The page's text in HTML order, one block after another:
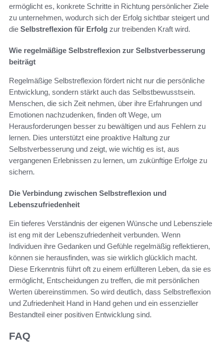
ermöglicht es, konkrete Schritte in Richtung persönlicher Ziele
zu unternehmen, wodurch sich der Erfolg sichtbar steigert und
die Selbstreflexion für Erfolg zur treibenden Kraft wird.
Wie regelmäßige Selbstreflexion zur Selbstverbesserung
beiträgt
Regelmäßige Selbstreflexion fördert nicht nur die persönliche
Entwicklung, sondern stärkt auch das Selbstbewusstsein.
Menschen, die sich Zeit nehmen, über ihre Erfahrungen und
Emotionen nachzudenken, finden oft Wege, um
Herausforderungen besser zu bewältigen und aus Fehlern zu
lernen. Dies unterstützt eine proaktive Haltung zur
Selbstverbesserung und zeigt, wie wichtig es ist, aus
vergangenen Erlebnissen zu lernen, um zukünftige Erfolge zu
sichern.
Die Verbindung zwischen Selbstreflexion und
Lebenszufriedenheit
Ein tieferes Verständnis der eigenen Wünsche und Lebensziele
ist eng mit der Lebenszufriedenheit verbunden. Wenn
Individuen ihre Gedanken und Gefühle regelmäßig reflektieren,
können sie herausfinden, was sie wirklich glücklich macht.
Diese Erkenntnis führt oft zu einem erfüllteren Leben, da sie es
ermöglicht, Entscheidungen zu treffen, die mit persönlichen
Werten übereinstimmen. So wird deutlich, dass Selbstreflexion
und Zufriedenheit Hand in Hand gehen und ein essenzieller
Bestandteil einer positiven Entwicklung sind.
FAQ